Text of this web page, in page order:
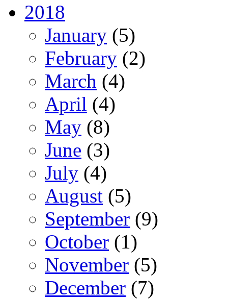
2018
January (5)
February (2)
March (4)
April (4)
May (8)
June (3)
July (4)
August (5)
September (9)
October (1)
November (5)
December (7)